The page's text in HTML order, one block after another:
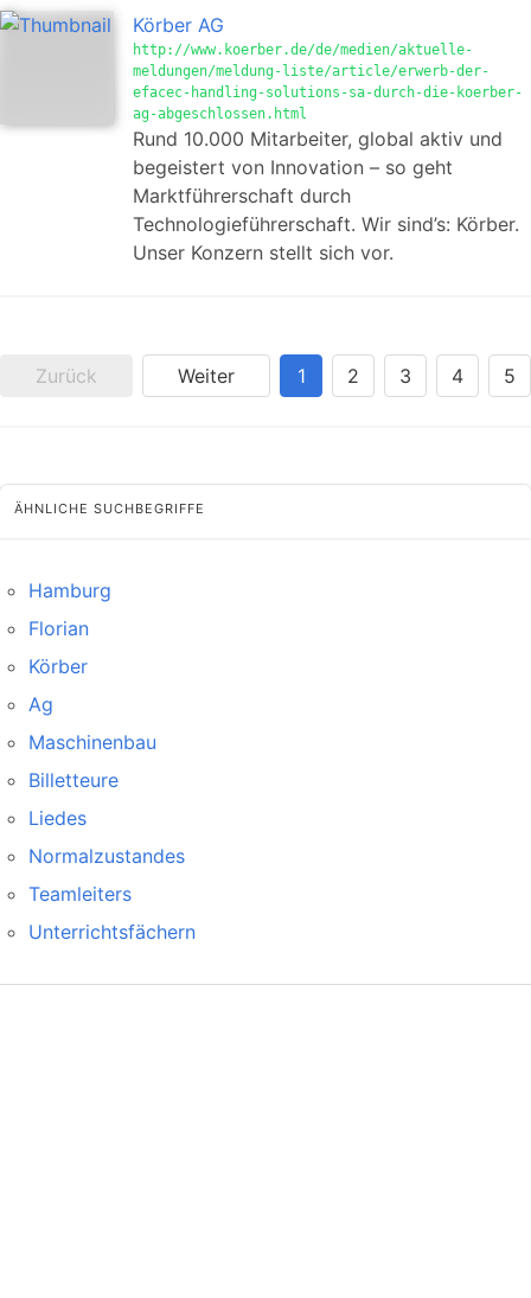
Körber AG
http://www.koerber.de/de/medien/aktuelle-
meldungen/meldung-liste/article/erwerb-der-
efacec-handling-solutions-sa-durch-die-koerber-
ag-abgeschlossen.html
Rund 10.000 Mitarbeiter, global aktiv und
begeistert von Innovation – so geht
Marktführerschaft durch
Technologieführerschaft. Wir sind’s: Körber.
Unser Konzern stellt sich vor.
Zurück Weiter 1 2 3 4 5
ÄHNLICHE SUCHBEGRIFFE
Hamburg
Florian
Körber
Ag
Maschinenbau
Billetteure
Liedes
Normalzustandes
Teamleiters
Unterrichtsfächern